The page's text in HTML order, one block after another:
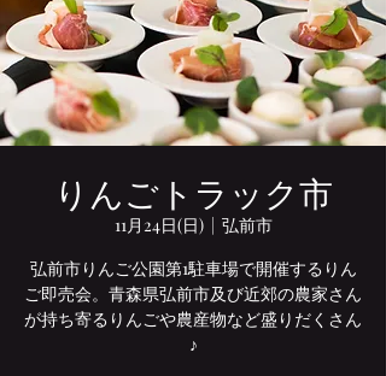
りんごトラック市
11月24日(日)
  |
弘前市
弘前市りんご公園第1駐車場で開催するりん
ご即売会。青森県弘前市及び近郊の農家さん
が持ち寄るりんごや農産物など盛りだくさん
♪